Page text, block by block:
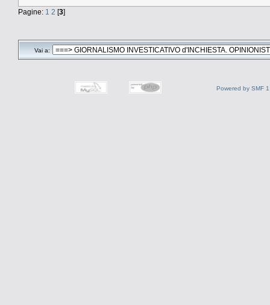
Pagine: 1 2 [3]
Vai a:
Powered by SMF